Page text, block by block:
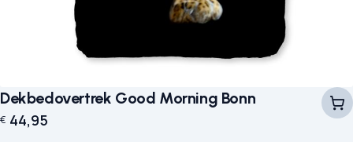
Dekbedovertrek Good Morning Bonn
€ 44,95